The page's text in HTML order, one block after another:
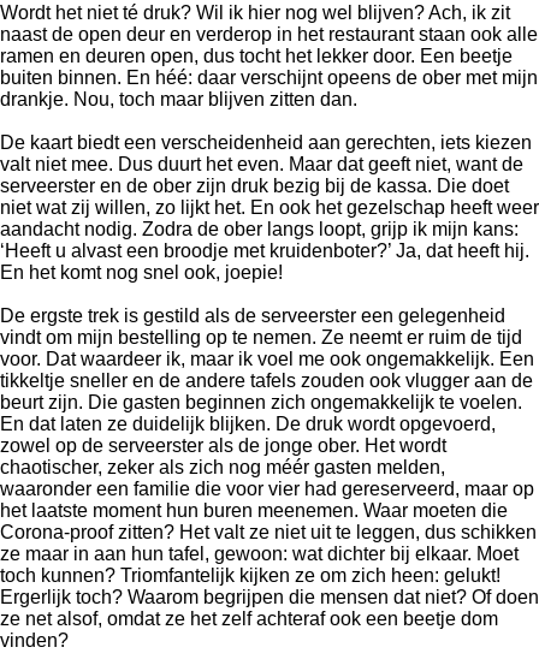
Wordt het niet té druk? Wil ik hier nog wel blijven? Ach, ik zit
naast de open deur en verderop in het restaurant staan ook alle
ramen en deuren open, dus tocht het lekker door. Een beetje
buiten binnen. En héé: daar verschijnt opeens de ober met mijn
drankje. Nou, toch maar blijven zitten dan.
De kaart biedt een verscheidenheid aan gerechten, iets kiezen
valt niet mee. Dus duurt het even. Maar dat geeft niet, want de
serveerster en de ober zijn druk bezig bij de kassa. Die doet
niet wat zij willen, zo lijkt het. En ook het gezelschap heeft weer
aandacht nodig. Zodra de ober langs loopt, grijp ik mijn kans:
‘Heeft u alvast een broodje met kruidenboter?’ Ja, dat heeft hij.
En het komt nog snel ook, joepie!
De ergste trek is gestild als de serveerster een gelegenheid
vindt om mijn bestelling op te nemen. Ze neemt er ruim de tijd
voor. Dat waardeer ik, maar ik voel me ook ongemakkelijk. Een
tikkeltje sneller en de andere tafels zouden ook vlugger aan de
beurt zijn. Die gasten beginnen zich ongemakkelijk te voelen.
En dat laten ze duidelijk blijken. De druk wordt opgevoerd,
zowel op de serveerster als de jonge ober. Het wordt
chaotischer, zeker als zich nog méér gasten melden,
waaronder een familie die voor vier had gereserveerd, maar op
het laatste moment hun buren meenemen. Waar moeten die
Corona-proof zitten? Het valt ze niet uit te leggen, dus schikken
ze maar in aan hun tafel, gewoon: wat dichter bij elkaar. Moet
toch kunnen? Triomfantelijk kijken ze om zich heen: gelukt!
Ergerlijk toch? Waarom begrijpen die mensen dat niet? Of doen
ze net alsof, omdat ze het zelf achteraf ook een beetje dom
vinden?